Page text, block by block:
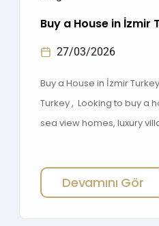
Buy a House in İzmir
27/03/2026
Buy a House in İzmir
Turkey , Looking to buy a
sea view homes, luxury
Izmir, Turkey Start Your
Devamını Gör